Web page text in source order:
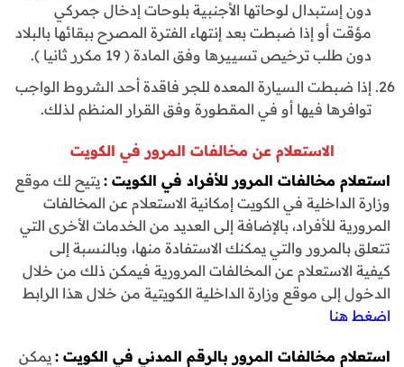
دون إستبدال لوحاتها الأجنبية بلوحات إدخال جمركي
مؤقت أو إذا ضبطت بعد إنتهاء الفترة المصرح ببقائها بالبلاد
دون طلب ترخيص تسييرها وفق المادة ( 19 مكرر ثانيا ).
إذا ضبطت السيارة المعده للجر فاقدة أحد الشروط الواجب
توافرها فيها أو في المقطورة وفق القرار المنظم لذلك.
الاستعلام عن مخالفات المرور في الكويت
استعلام مخالفات المرور للأفراد في الكويت : يتيح لك موقع
وزارة الداخلية في الكويت إمكانية الاستعلام عن المخالفات
المرورية للأفراد، بالإضافة إلى العديد من الخدمات الأخرى التي
تتعلق بالمرور والتي يمكنك الاستفادة منها، وبالنسبة إلى
كيفية الاستعلام عن المخالفات المرورية فيمكن ذلك من خلال
الدخول إلى موقع وزارة الداخلية الكويتية من خلال هذا الرابط
اضغط هنا
استعلام مخالفات المرور بالرقم المدني في الكويت : يمكن